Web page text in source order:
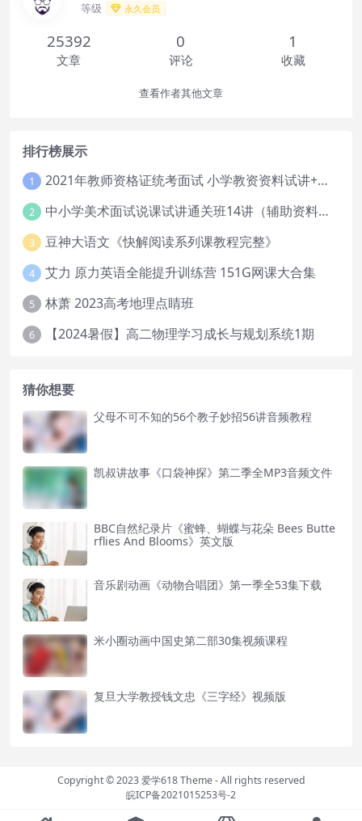
等级 永久会员
25392
文章
0
评论
1
收藏
查看作者其他文章
排行榜展示
1 2021年教师资格证统考面试 小学教资资料试讲+答辩
2 中小学美术面试说课试讲通关班14讲（辅助资料第一套）
3 豆神大语文《快解阅读系列课教程完整》
4 艾力 原力英语全能提升训练营 151G网课大合集
5 林萧 2023高考地理点睛班
6 【2024暑假】高二物理学习成长与规划系统1期
猜你想要
父母不可不知的56个教子妙招56讲音频教程
凯叔讲故事《口袋神探》第二季全MP3音频文件
BBC自然纪录片《蜜蜂、蝴蝶与花朵 Bees Butte
rflies And Blooms》英文版
音乐剧动画《动物合唱团》第一季全53集下载
米小圈动画中国史第二部30集视频课程
复旦大学教授钱文忠《三字经》视频版
Copyright © 2023爱学618 Theme- All rights reserved
皖ICP备2021015253号-2